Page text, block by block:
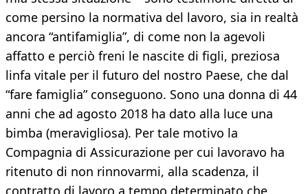
come persino la normativa del lavoro, sia in realtà
ancora “antifamiglia”, di come non la agevoli
affatto e perciò freni le nascite di figli, preziosa
linfa vitale per il futuro del nostro Paese, che dal
“fare famiglia” conseguono. Sono una donna di 44
anni che ad agosto 2018 ha dato alla luce una
bimba (meravigliosa). Per tale motivo la
Compagnia di Assicurazione per cui lavoravo ha
ritenuto di non rinnovarmi, alla scadenza, il
contratto di lavoro a tempo determinato che